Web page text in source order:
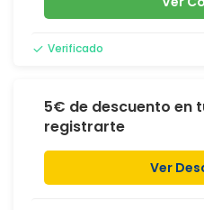
Verificado
5€ de descuento en
registrarte
Ver